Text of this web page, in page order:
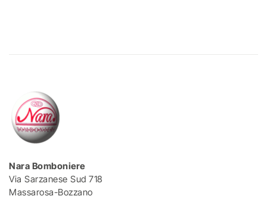
Nara Bomboniere
Via Sarzanese Sud 718
Massarosa-Bozzano